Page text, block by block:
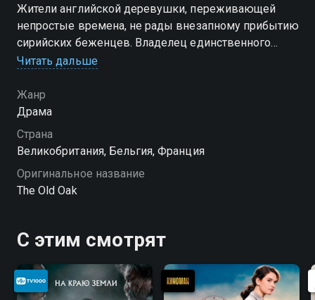
Жители английской деревушки, переживающей
непростые времена, не рады внезапному прибытию
сирийских беженцев. Владелец единственного
местного паба уверен, что сострадание и поддержка
Читать дальше
Жанр
Драма
Страна
Великобритания, Бельгия, Франция
Оригинальное название
The Old Oak
С этим смотрят